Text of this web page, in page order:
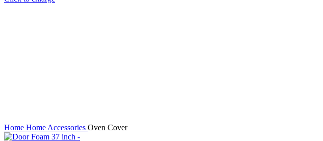
Home Home Accessories Oven Cover